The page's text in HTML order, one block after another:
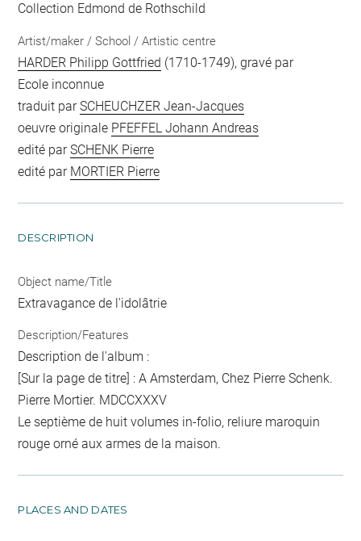
Collection Edmond de Rothschild
Artist/maker / School / Artistic centre
HARDER Philipp Gottfried (1710-1749), gravé par
Ecole inconnue
traduit parSCHEUCHZER Jean-Jacques
oeuvre originale PFEFFEL Johann Andreas
edité parSCHENK Pierre
edité par MORTIER Pierre
DESCRIPTION
Object name/Title
Extravagance de l'idolâtrie
Description/Features
Description de l'album :
[Sur la page de titre] : A Amsterdam, Chez Pierre Schenk.
Pierre Mortier. MDCCXXXV
Le septième de huit volumes in-folio, reliure maroquin
rouge orné aux armes de la maison.
PLACES AND DATES